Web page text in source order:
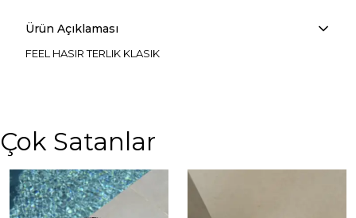
Ürün Açıklaması
FEEL HASIR TERLIK KLASIK
Çok Satanlar